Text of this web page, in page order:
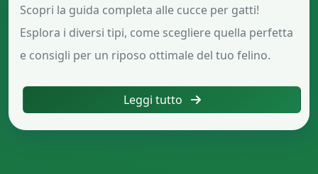
Scopri la guida completa alle cucce per gatti!
Esplora i diversi tipi, come scegliere quella perfetta
e consigli per un riposo ottimale del tuo felino.
Leggi tutto